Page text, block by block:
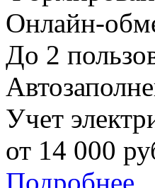
Онлайн-
До 2
Учет
от 14 000